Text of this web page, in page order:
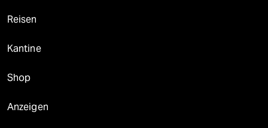
Reisen
Kantine
Shop
Anzeigen